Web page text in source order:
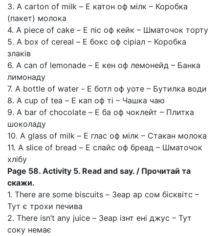
3. A carton of milk – Е катон оф мілк – Коробка
(пакет) молока
4. A piece of cake – Е піс оф кейк – Шматочок торту
5. A box of cereal – Е бокс оф сіріал – Коробка
злаків
6. A can of lemonade – Е кен оф лемонейд – Банка
лимонаду
7. A bottle of water - Е ботл оф уоте – Бутилка води
8. A cup of tea – Е кап оф ті – Чашка чаю
9. A bar of chocolate – Е ба оф чоклейт – Плитка
шоколаду
10. A glass of milk – Е глас оф мілк – Стакан молока
11. A slice of bread – Е слайс оф бреад – Шматочок
хлібу
Page 58. Activity 5. Read and say. / Прочитай та
скажи.
1. There are some biscuits – Зеар ар сом бісквітс –
Тут є трохи печива
2. There isn’t any juice – Зеар ізнт ені джус – Тут
соку немає